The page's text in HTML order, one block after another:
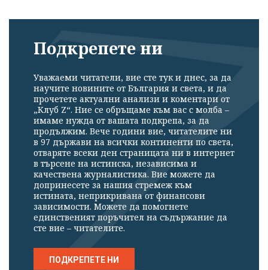
Подкрепете ни
Уважаеми читатели, вие сте тук и днес, за да
научите новините от България и света, и да
прочетете актуални анализи и коментари от
„Клуб Z“. Ние се обръщаме към вас с молба –
имаме нужда от вашата подкрепа, за да
продължим. Вече години вие, читателите ни
в 97 държави на всички континенти по света,
отваряте всеки ден страницата ни в интернет
в търсене на истинска, независима и
качествена журналистика. Вие можете да
допринесете за нашия стремеж към
истината, неприкривана от финансови
зависимости. Можете да помогнете
единственият поръчител на съдържание да
сте вие – читателите.
ПОДКРЕПЕТЕ НИ